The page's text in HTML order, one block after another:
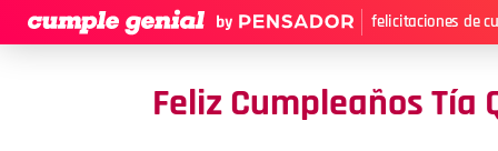
felicitaciones de
Feliz Cumpleaños Tía